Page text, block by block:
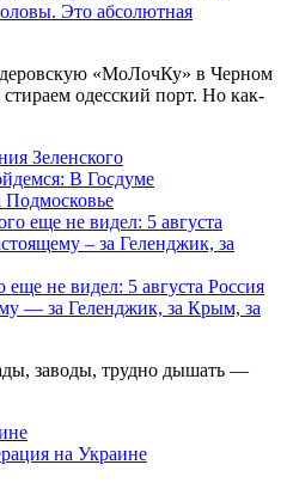
Это абсолютная
«МоЛочКу» в Черном
одесский порт. Но как-
Зеленского
В Госдуме
Подмосковье
не видел: 5 августа Россия
— за Геленджик, за Крым, за
заводы, трудно дышать —
на Украине